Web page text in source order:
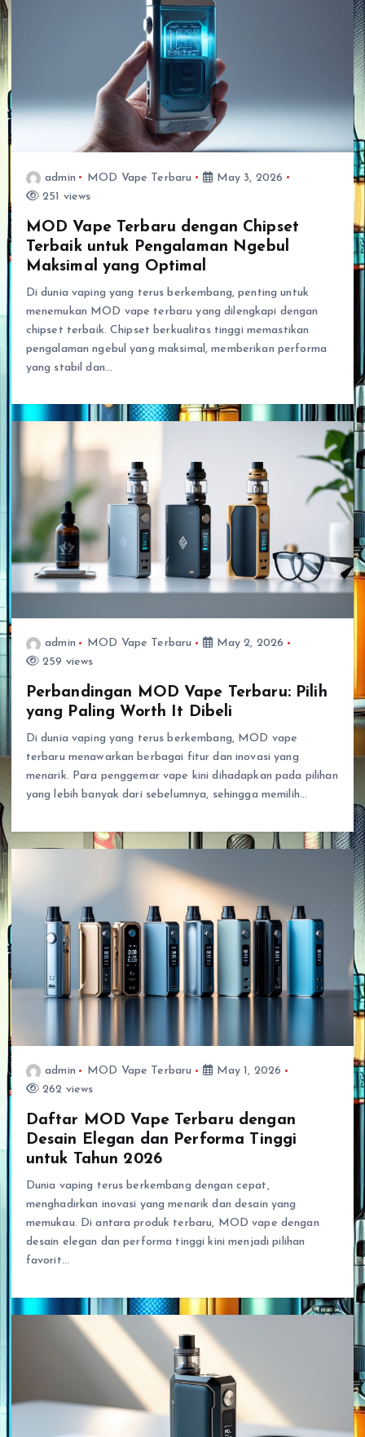
admin MOD Vape Terbaru
May 3, 2026
251 views
MOD Vape Terbaru dengan Chipset
Terbaik untuk Pengalaman Ngebul
Maksimal yang Optimal
Di dunia vaping yang terus berkembang, penting untuk
menemukan MOD vape terbaru yang dilengkapi dengan
chipset terbaik. Chipset berkualitas tinggi memastikan
pengalaman ngebul yang maksimal, memberikan performa
yang stabil dan…
admin MOD Vape Terbaru
May 2, 2026
259 views
Perbandingan MOD Vape Terbaru: Pilih
yang Paling Worth It Dibeli
Di dunia vaping yang terus berkembang, MOD vape
terbaru menawarkan berbagai fitur dan inovasi yang
menarik. Para penggemar vape kini dihadapkan pada pilihan
yang lebih banyak dari sebelumnya, sehingga memilih…
admin MOD Vape Terbaru
May 1, 2026
262 views
Daftar MOD Vape Terbaru dengan
Desain Elegan dan Performa Tinggi
untuk Tahun 2026
Dunia vaping terus berkembang dengan cepat,
menghadirkan inovasi yang menarik dan desain yang
memukau. Di antara produk terbaru, MOD vape dengan
desain elegan dan performa tinggi kini menjadi pilihan
favorit…